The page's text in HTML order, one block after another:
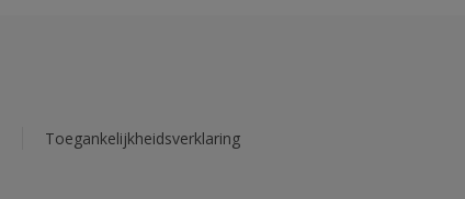
Toegankelijkheidsverklaring